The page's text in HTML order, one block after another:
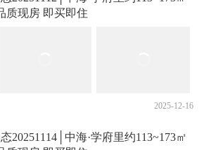
质现房 即买即住
2025-12-16
20251114│中海·学府里约113~173㎡